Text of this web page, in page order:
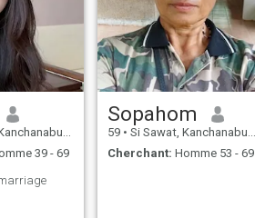
Thailande
39 - 69
Sopahom
59 • Si Sawat, Kanchanaburi, Thailande
Cherchant: Homme 53 - 69